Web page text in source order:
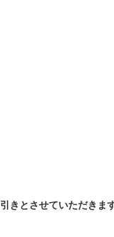
きとさせていただきます